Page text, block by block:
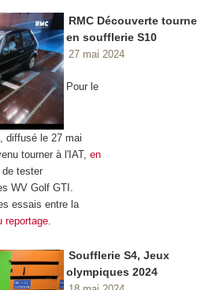
RMC Découverte tourne
en soufflerie S10
27 mai 2024
Pour le
diffusé le 27 mai
tourner à l'IAT, en
tester
WV Golf GTI.
essais entre la
reportage.
Soufflerie S4, Jeux
olympiques 2024